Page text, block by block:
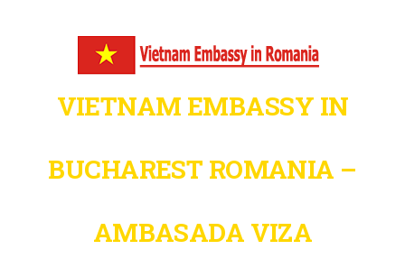
VIETNAM EMBASSY IN
BUCHAREST ROMANIA –
AMBASADA VIZA